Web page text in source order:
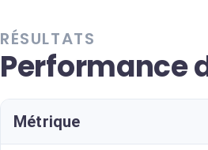
RÉSULTATS
Performance
Métrique